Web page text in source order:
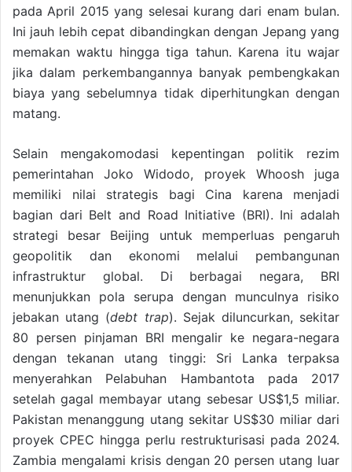
pada April 2015 yang selesai kurang dari enam bulan.
Ini jauh lebih cepat dibandingkan dengan Jepang yang
memakan waktu hingga tiga tahun. Karena itu wajar
jika dalam perkembangannya banyak pembengkakan
biaya yang sebelumnya tidak diperhitungkan dengan
matang.
Selain mengakomodasi kepentingan politik rezim
pemerintahan Joko Widodo, proyek Whoosh juga
memiliki nilai strategis bagi Cina karena menjadi
bagian dari Belt and Road Initiative (BRI). Ini adalah
strategi besar Beijing untuk memperluas pengaruh
geopolitik dan ekonomi melalui pembangunan
infrastruktur global. Di berbagai negara, BRI
menunjukkan pola serupa dengan munculnya risiko
jebakan utang (debt trap). Sejak diluncurkan, sekitar
80 persen pinjaman BRI mengalir ke negara-negara
dengan tekanan utang tinggi: Sri Lanka terpaksa
menyerahkan Pelabuhan Hambantota pada 2017
setelah gagal membayar utang sebesar US$1,5 miliar.
Pakistan menanggung utang sekitar US$30 miliar dari
proyek CPEC hingga perlu restrukturisasi pada 2024.
Zambia mengalami krisis dengan 20 persen utang luar